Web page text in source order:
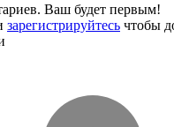
Ваш будет первым!
зарегистрируйтесь чтобы